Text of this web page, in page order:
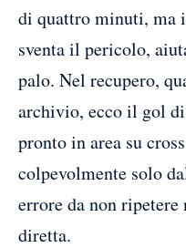
di quattro minuti, ma
sventa il pericolo,
palo. Nel recupero,
archivio, ecco il gol
pronto in area su
colpevolmente solo
errore da non
diretta.